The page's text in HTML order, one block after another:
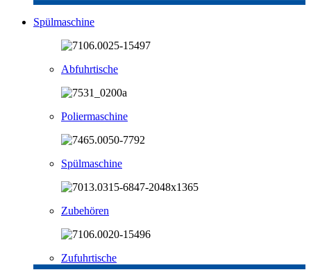
Spülmaschine
Abfuhrtische
Poliermaschine
Spülmaschine
Zubehören
Zufuhrtische